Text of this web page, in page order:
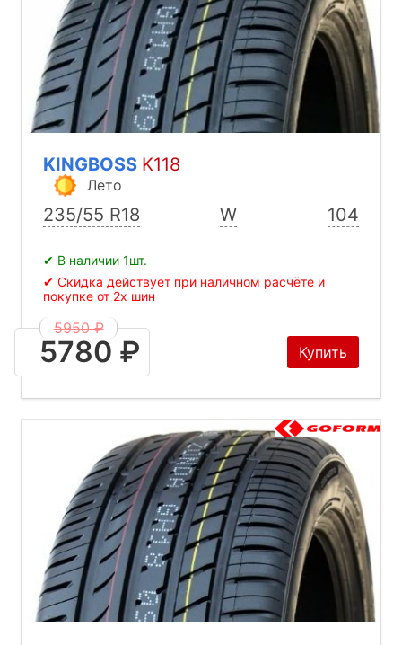
KINGBOSS K118
Лето
235/55 R18 W 104
✔ В наличии 1шт.
✔ Скидка действует при наличном расчёте и
покупке от 2х шин
5950 ₽
5780 ₽ Купить